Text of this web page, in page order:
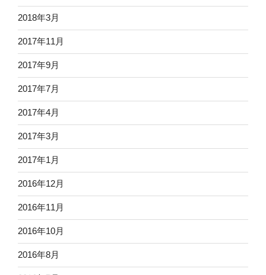
2018年3月
2017年11月
2017年9月
2017年7月
2017年4月
2017年3月
2017年1月
2016年12月
2016年11月
2016年10月
2016年8月